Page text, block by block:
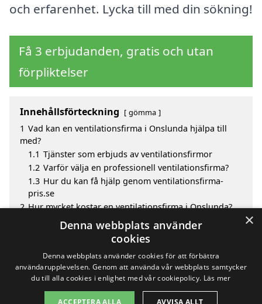
och erfarenhet. Lycka till med din sökning!
Få 3 erbjudanden, gratis och utan
förpliktelser
Innehållsförteckning gömma
1 Vad kan en ventilationsfirma i Onslunda hjälpa till
med?
1.1 Tjänster som erbjuds av ventilationsfirmor
1.2 Varför välja en professionell ventilationsfirma?
1.3 Hur du kan få hjälp genom ventilationsfirma-
pris.se
2 Hur mycket kostar en ventilationsfirma i Onslunda?
Fördelar med att välja ventilationsfirma i Onslunda
Sök efter en skicklig ventilationsfirma i de omgivande
Copyright 2026 - Pilanto Aps
×
Denna webbplats använder
cookies
Denna webbplats använder cookies för att förbättra
användarupplevelsen. Genom att använda vår webbplats samtycker
du till alla cookies i enlighet med vår cookiepolicy. Läs mer
ACCEPTERA ALLA AVVISA ALLT